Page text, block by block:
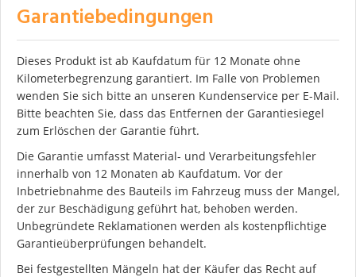
Garantiebedingungen
Dieses Produkt ist ab Kaufdatum für 12 Monate ohne
Kilometerbegrenzung garantiert. Im Falle von Problemen
wenden Sie sich bitte an unseren Kundenservice per E-Mail.
Bitte beachten Sie, dass das Entfernen der Garantiesiegel
zum Erlöschen der Garantie führt.
Die Garantie umfasst Material- und Verarbeitungsfehler
innerhalb von 12 Monaten ab Kaufdatum. Vor der
Inbetriebnahme des Bauteils im Fahrzeug muss der Mangel,
der zur Beschädigung geführt hat, behoben werden.
Unbegründete Reklamationen werden als kostenpflichtige
Garantieüberprüfungen behandelt.
Bei festgestellten Mängeln hat der Käufer das Recht auf